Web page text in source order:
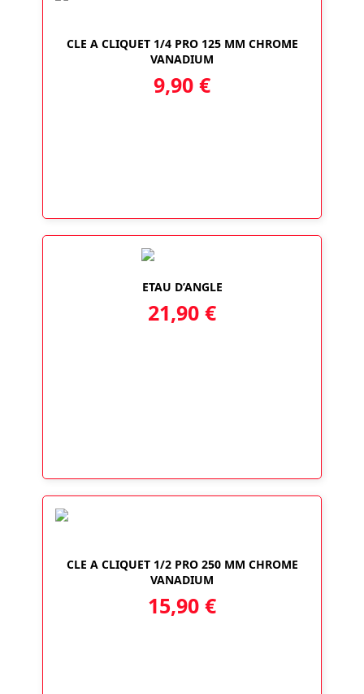
CLE A CLIQUET 1/4 PRO 125 MM CHROME
VANADIUM
9,90 €
ETAU D’ANGLE
21,90 €
CLE A CLIQUET 1/2 PRO 250 MM CHROME
VANADIUM
15,90 €